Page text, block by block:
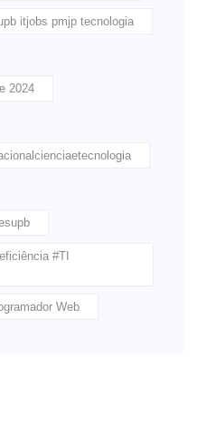
itjobs pmjp tecnologia
2024
#TI
Web